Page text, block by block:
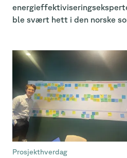
ble svært hett i den norske
Prosjekthverdag